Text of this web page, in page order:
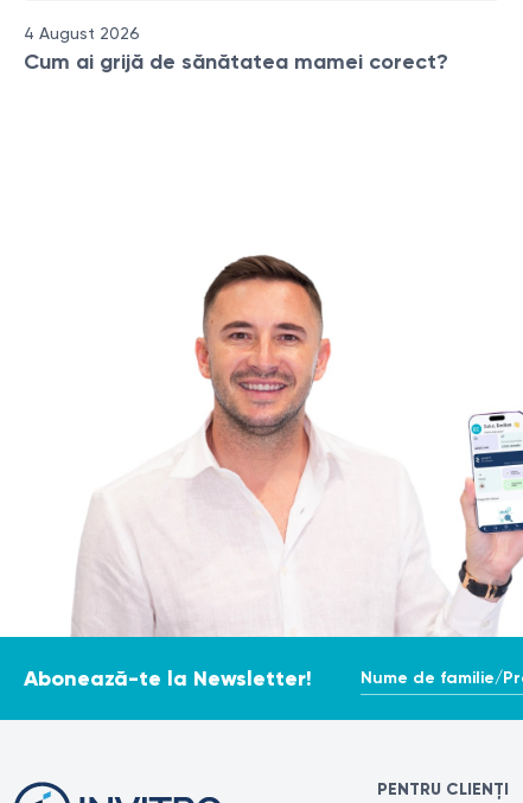
4 August 2026
Cum ai grijă de sănătatea mamei corect?
Abonează-te la Newsletter! Nume de familie/
PENTRU CLIENȚI